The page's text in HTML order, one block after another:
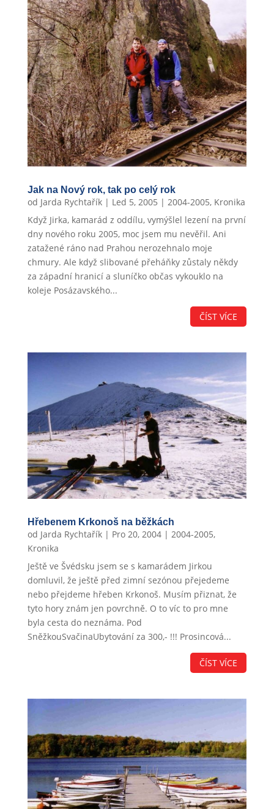
Jak na Nový rok, tak po celý rok
od Jarda Rychtařík| Led 5, 2005 | 2004-2005, Kronika
Když Jirka, kamarád z oddílu, vymýšlel lezení na první
dny nového roku 2005, moc jsem mu nevěřil. Ani
zatažené ráno nad Prahou nerozehnalo moje
chmury. Ale když slibované přeháňky zůstaly někdy
za západní hranicí a sluníčko občas vykouklo na
koleje Posázavského...
ČÍST VÍCE
Hřebenem Krkonoš na běžkách
od Jarda Rychtařík| Pro 20, 2004| 2004-2005,
Kronika
Ještě ve Švédsku jsem se s kamarádem Jirkou
domluvil, že ještě před zimní sezónou přejedeme
nebo přejdeme hřeben Krkonoš. Musím přiznat, že
tyto hory znám jen povrchně. O to víc to pro mne
byla cesta do neznáma. Pod
SněžkouSvačinaUbytování za 300,- !!! Prosincová...
ČÍST VÍCE